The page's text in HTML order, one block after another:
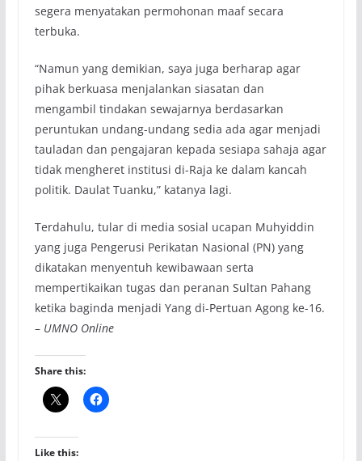
segera menyatakan permohonan maaf secara
terbuka.
“Namun yang demikian, saya juga berharap agar
pihak berkuasa menjalankan siasatan dan
mengambil tindakan sewajarnya berdasarkan
peruntukan undang-undang sedia ada agar menjadi
tauladan dan pengajaran kepada sesiapa sahaja agar
tidak mengheret institusi di-Raja ke dalam kancah
politik. Daulat Tuanku,” katanya lagi.
Terdahulu, tular di media sosial ucapan Muhyiddin
yang juga Pengerusi Perikatan Nasional (PN) yang
dikatakan menyentuh kewibawaan serta
mempertikaikan tugas dan peranan Sultan Pahang
ketika baginda menjadi Yang di-Pertuan Agong ke-16.
–UMNO Online
Share this:
Like this: